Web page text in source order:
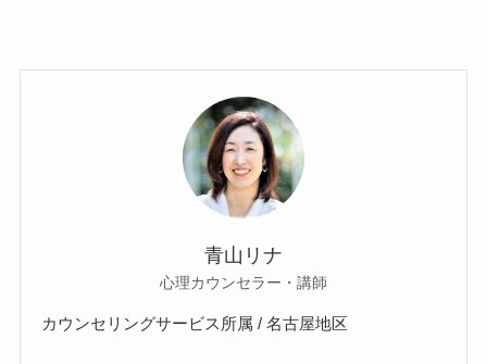
青山リナ
心理カウンセラー・講師
カウンセリングサービス所属 / 名古屋地区